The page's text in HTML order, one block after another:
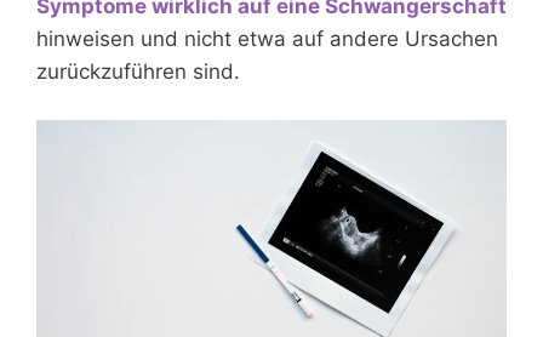
Symptome wirklich auf eine Schwangerschaft
hinweisen und nicht etwa auf andere Ursachen
zurückzuführen sind.